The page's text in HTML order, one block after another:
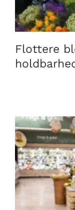
Flottere
STOP